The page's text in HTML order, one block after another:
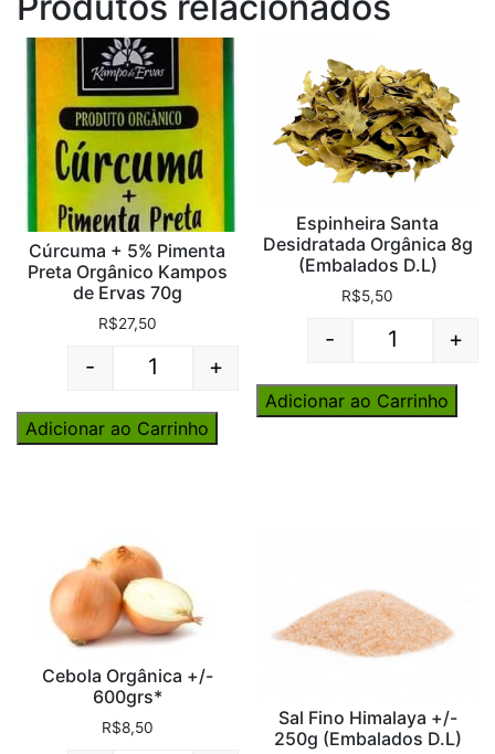
Cúrcuma + 5% Pimenta
Preta Orgânico Kampos
de Ervas 70g
R$27,50
Quantity
- +
Adicionar ao Carrinho
Espinheira Santa
Desidratada Orgânica 8g
(Embalados D.L)
R$5,50
Quantity
- +
Adicionar ao Carrinho
Cebola Orgânica +/-
600grs*
R$8,50
Sal Fino Himalaya +/-
250g (Embalados D.L)